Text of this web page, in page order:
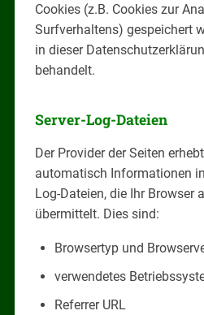
Cookies (z.B. Cookies zur
Surfverhaltens) gespeichert
in dieser
behandelt.
Server-Log-Dateien
Der Provider der Seiten
automatisch Informationen
Log-Dateien, die Ihr Browser
übermittelt. Dies sind:
Browsertyp und
verwendetes
Referrer URL